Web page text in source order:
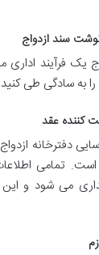
سند ازدواج
یک فرآیند
به سادگی طی
کننده عقد
دفترخانه
تمامی
می شود و